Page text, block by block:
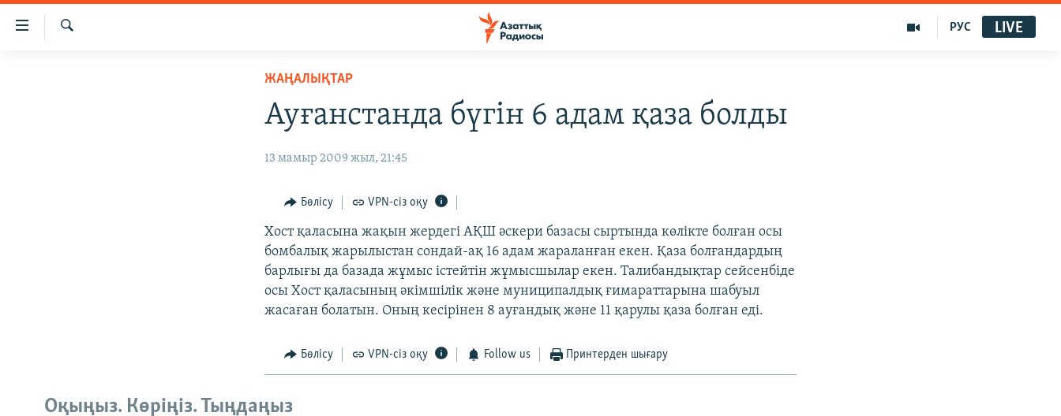
Accessibility
РУС LIVE
ЖАҢАЛЫҚТАР
Ауғанстанда бүгін 6 адам қаза болды
13 мамыр 2009 жыл, 21:45
Бөлісу VPN-сіз оқу
Хост қаласына жақын жердегі АҚШ әскери базасы сыртында көлікте болған осы
бомбалық жарылыстан сондай-ақ 16 адам жараланған екен. Қаза болғандардың
барлығы да базада жұмыс істейтін жұмысшылар екен. Талибандықтар сейсенбіде
осы Хост қаласының әкімшілік және муниципалдық ғимараттарына шабуыл
жасаған болатын. Оның кесірінен 8 ауғандық және 11 қарулы қаза болған еді.
Бөлісу VPN-сіз оқу Follow us Принтерден шығару
Оқыңыз. Көріңіз. Тыңдаңыз